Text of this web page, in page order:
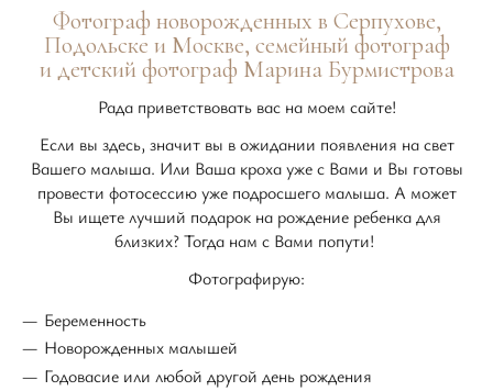
Фотограф новорожденных в Серпухове,
Подольске и Москве, семейный фотограф
и детский фотограф Марина Бурмистрова
Рада приветствовать вас на моем сайте!
Если вы здесь, значит вы в ожидании появления на свет
Вашего малыша. Или Ваша кроха уже с Вами и Вы готовы
провести фотосессию уже подросшего малыша. А может
Вы ищете лучший подарок на рождение ребенка для
близких? Тогда нам с Вами попути!
Фотографирую:
Беременность
Новорожденных малышей
Годовасие или любой другой день рождения